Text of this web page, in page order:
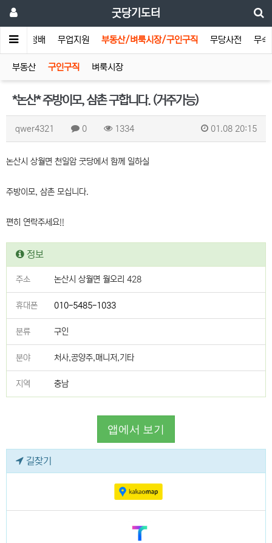
굿당기도터
터 청배 무업지원 부동산/벼룩시장/구인구직 무당사전 무속
부동산 구인구직 벼룩시장
*논산* 주방이모, 삼촌 구합니다. (거주가능)
qwer4321 0 1334 01.08 20:15
논산시 상월면 천일암 굿당에서 함께 일하실
주방이모, 삼촌 모십니다.
편히 연락주세요!!
정보
주소 논산시 상월면 월오리 428
휴대폰 010-5485-1033
분류 구인
분야 처사,공양주,매니저,기타
지역 충남
앱에서 보기
길찾기